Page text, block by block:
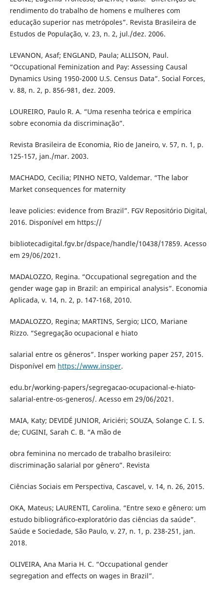
rendimento do trabalho de homens e mulheres com
educação superior nas metrópoles”. Revista Brasileira de
Estudos de População, v. 23, n. 2, jul./dez. 2006.
LEVANON, Asaf; ENGLAND, Paula; ALLISON, Paul.
“Occupational Feminization and Pay: Assessing Causal
Dynamics Using 1950-2000 U.S. Census Data”. Social Forces,
v. 88, n. 2, p. 856-981, dez. 2009.
LOUREIRO, Paulo R. A. “Uma resenha teórica e empírica
sobre economia da discriminação”.
Revista Brasileira de Economia, Rio de Janeiro, v. 57, n. 1, p.
125-157, jan./mar. 2003.
MACHADO, Cecilia; PINHO NETO, Valdemar. “The labor
Market consequences for maternity
leave policies: evidence from Brazil”. FGV Repositório Digital,
2016. Disponível em https://
bibliotecadigital.fgv.br/dspace/handle/10438/17859. Acesso
em 29/06/2021.
MADALOZZO, Regina. “Occupational segregation and the
gender wage gap in Brazil: an empirical analysis”. Economia
Aplicada, v. 14, n. 2, p. 147-168, 2010.
MADALOZZO, Regina; MARTINS, Sergio; LICO, Mariane
Rizzo. “Segregação ocupacional e hiato
salarial entre os gêneros”. Insper working paper 257, 2015.
Disponível em https://www.insper.
edu.br/working-papers/segregacao-ocupacional-e-hiato-
salarial-entre-os-generos/. Acesso em 29/06/2021.
MAIA, Katy; DEVIDÉ JUNIOR, Ariciéri; SOUZA, Solange C. I. S.
de; CUGINI, Sarah C. B. “A mão de
obra feminina no mercado de trabalho brasileiro:
discriminação salarial por gênero”. Revista
Ciências Sociais em Perspectiva, Cascavel, v. 14, n. 26, 2015.
OKA, Mateus; LAURENTI, Carolina. “Entre sexo e gênero: um
estudo bibliográfico-exploratório das ciências da saúde”.
Saúde e Sociedade, São Paulo, v. 27, n. 1, p. 238-251, jan.
2018.
OLIVEIRA, Ana Maria H. C. “Occupational gender
segregation and effects on wages in Brazil”.